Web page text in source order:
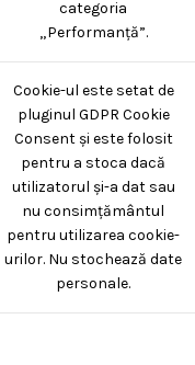
categoria
„Performanță”.
Cookie-ul este setat de
pluginul GDPR Cookie
Consent și este folosit
pentru a stoca dacă
utilizatorul și-a dat sau
nu consimțământul
pentru utilizarea cookie-
urilor. Nu stochează date
personale.